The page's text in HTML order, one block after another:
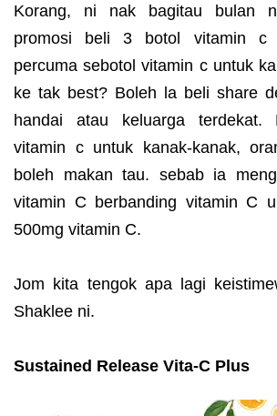
Korang, ni nak bagitau bulan
promosi beli 3 botol vitamin c
percuma sebotol vitamin c untuk
ke tak best? Boleh la beli share
handai atau keluarga
vitamin c untuk kanak-kanak,
boleh makan tau. sebab ia
vitamin C berbanding vitamin C
500mg vitamin C.
Jom kita tengok apa lagi
Shaklee ni.
Sustained Release Vita-C Plus